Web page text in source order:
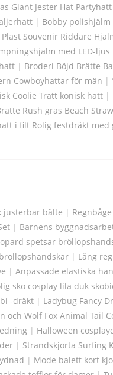
Giant Jester Hat Partyhatt
| Bobby
Plast Souvenir Riddare
med LED-ljus
| Broderi Böjd Brätte
Cowboyhattar för män |
Coolie Tratt konisk hatt |
Rush gräs Beach
i filt Rolig festdräkt med
justerbar bälte |
| Barnens
spetsar
| Lång
| Anpassade elastiska
sko cosplay lila duk
-dräkt | Ladybug Fancy
och Wolf Fox Animal Tail
| Halloween
| Strandskjorta Surfing
| Mode balett kort